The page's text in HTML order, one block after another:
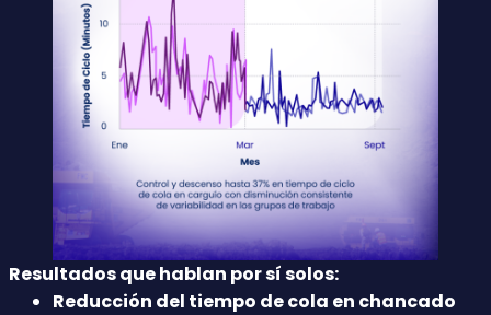
Resultados que hablan por sí solos:
Reducción del tiempo de cola en chancado